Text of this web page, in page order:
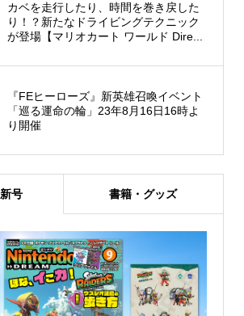
カベを走行したり、時間を巻き戻した
り！？新たなドライビングテクニック
が登場【マリオカート ワールド Dire...
『FEヒーローズ』新英雄召喚イベント
「巡る運命の輪」23年8月16日16時よ
り開催
号 書籍・グッズ